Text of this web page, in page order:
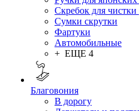
Скребок для
Сумки скрутки
Фартуки
Автомобильные
+ ЕЩЕ 4
Благовония
В дорогу